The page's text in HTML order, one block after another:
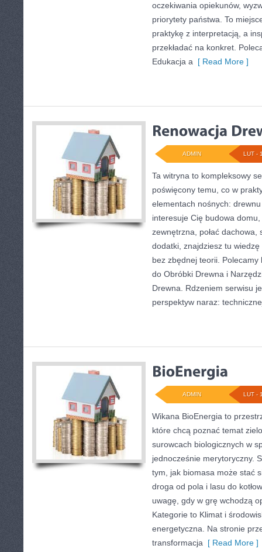
oczekiwania opiekunów,
priorytety państwa. To
praktykę z interpretacją, a
przekładać na konkret.
Edukacja a [ Read More ]
LUT -
ADMIN
Ta witryna to kompleksowy
poświęcony temu, co w
elementach nośnych:
interesuje Cię budowa
zewnętrzna, połać
dodatki, znajdziesz tu
bez zbędnej teorii.
do Obróbki Drewna i
Drewna. Rdzeniem serwisu
perspektyw naraz:
LUT -
ADMIN
Wikana BioEnergia to
które chcą poznać temat
surowcach biologicznych w
jednocześnie merytoryczny.
tym, jak biomasa może stać
droga od pola i lasu do
uwagę, gdy w grę wchodzą
Kategorie to Klimat i
energetyczna. Na stronie
transformacja [ Read More ]